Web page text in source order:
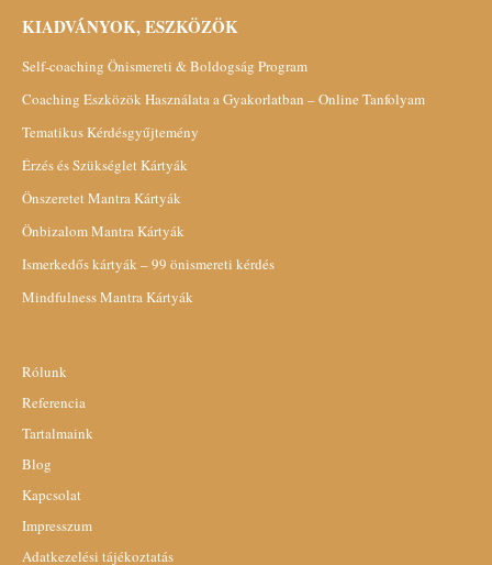
KIADVÁNYOK, ESZKÖZÖK
Self-coaching Önismereti & Boldogság Program
Coaching Eszközök Használata a Gyakorlatban – Online Tanfolyam
Tematikus Kérdésgyűjtemény
Érzés és Szükséglet Kártyák
Önszeretet Mantra Kártyák
Önbizalom Mantra Kártyák
Ismerkedős kártyák – 99 önismereti kérdés
Mindfulness Mantra Kártyák
Rólunk
Referencia
Tartalmaink
Blog
Kapcsolat
Impresszum
Adatkezelési tájékoztatás